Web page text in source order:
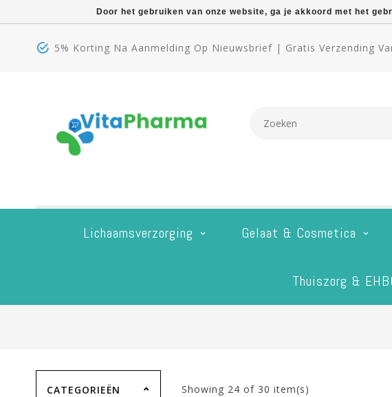
5% Korting Na Aanmelding Op Nieuwsbrief | Gratis Verzending
Lichaamsverzorging Gelaat & Cosmetica
Thuiszorg &
CATEGORIEËN Showing 24 of 30 item(s)
Door het gebruiken van onze website, ga je akkoord met het